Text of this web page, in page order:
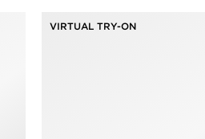
VIRTUAL TRY-ON